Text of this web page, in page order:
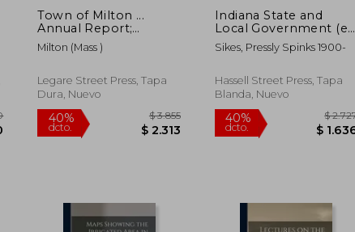
$ 5.735
$ 2.868
40%
dcto.
$ 9.699
$ 5.820
35%
dcto.
Town of Milton ...
Annual Report;
yr.1907, rept.71 (en
Inglés)
Milton (Mass )
Legare Street Press, Tapa
Dura, Nuevo
Indiana State and
Local Government (en
Inglés)
Sikes, Pressly Spinks 1900-
Hassell Street Press, Tapa
Blanda, Nuevo